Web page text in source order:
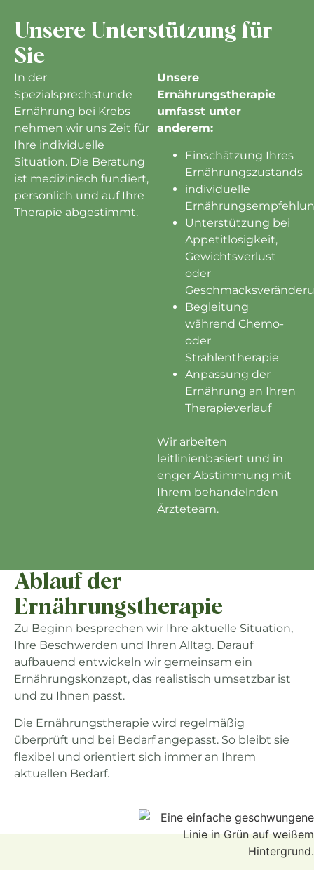
Unsere Unterstützung für
Sie
In der
Spezialsprechstunde
Ernährung bei Krebs
nehmen wir uns Zeit für
Ihre individuelle
Situation. Die Beratung
ist medizinisch fundiert,
persönlich und auf Ihre
Therapie abgestimmt.
Unsere
Ernährungstherapie
umfasst unter
anderem:
Einschätzung Ihres
Ernährungszustands
individuelle
Unterstützung bei
Appetitlosigkeit,
Gewichtsverlust
oder
Begleitung
während Chemo-
oder
Strahlentherapie
Anpassung der
Ernährung an Ihren
Therapieverlauf
Wir arbeiten
leitlinienbasiert und in
enger Abstimmung mit
Ihrem behandelnden
Ärzteteam.
Ablauf der
Ernährungstherapie
Zu Beginn besprechen wir Ihre aktuelle Situation,
Ihre Beschwerden und Ihren Alltag. Darauf
aufbauend entwickeln wir gemeinsam ein
Ernährungskonzept, das realistisch umsetzbar ist
und zu Ihnen passt.
Die Ernährungstherapie wird regelmäßig
überprüft und bei Bedarf angepasst. So bleibt sie
flexibel und orientiert sich immer an Ihrem
aktuellen Bedarf.